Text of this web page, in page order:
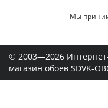
Мы
© 2003—2026
магазин обоев SDVK-